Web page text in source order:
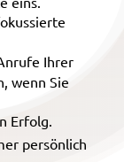
Ihrer
wenn Sie
Erfolg.
persönlich